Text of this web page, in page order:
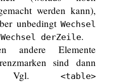
werden kann),
unbedingtWechsel
Wechsel derZeile.
andere Elemente
sind dann
Vgl.<table>